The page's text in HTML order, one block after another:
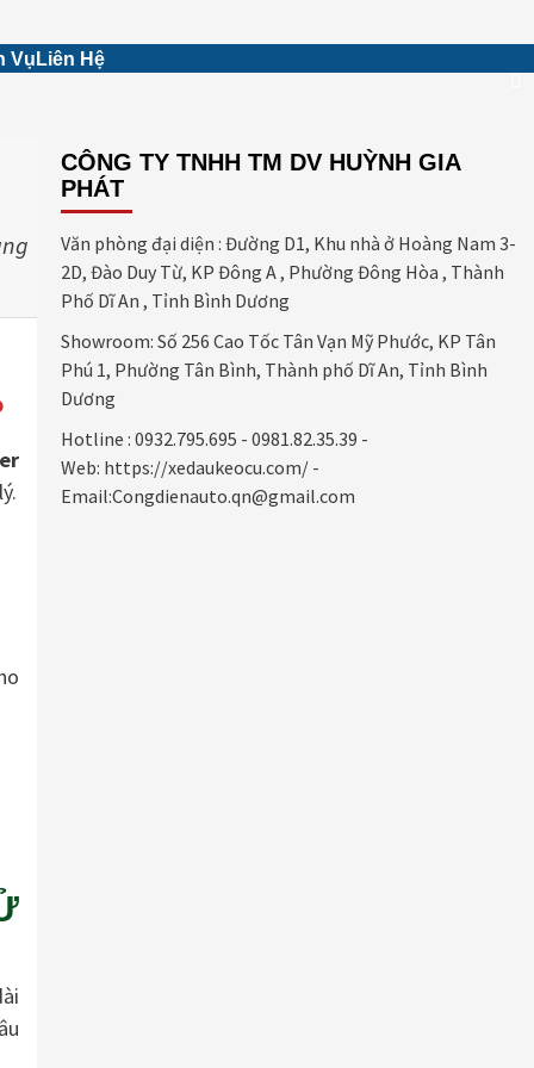
Vụ Liên Hệ
CÔNG TY TNHH TM DV HUỲNH GIA
PHÁT
Văn phòng đại diện : Đường D1, Khu nhà ở Hoàng Nam 3-
2D, Đào Duy Từ, KP Đông A , Phường Đông Hòa , Thành
Phố Dĩ An , Tỉnh Bình Dương
Showroom: Số 256 Cao Tốc Tân Vạn Mỹ Phước, KP Tân
Phú 1, Phường Tân Bình, Thành phố Dĩ An, Tỉnh Bình
Dương
Hotline : 0932.795.695 - 0981.82.35.39 -
Web: https://xedaukeocu.com/ -
Email:Congdienauto.qn@gmail.com